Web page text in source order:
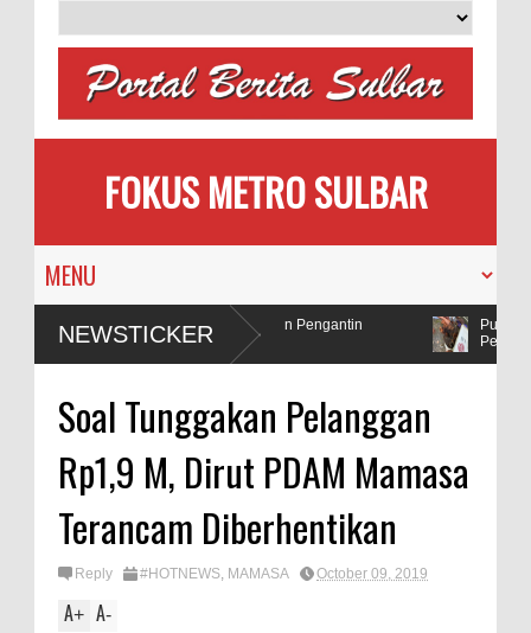
FOKUS METRO SULBAR
NEWSTICKERMAPIA Ajak Calon Pengantin
Tanam Pohon
Penadah
Soal Tunggakan Pelanggan
Rp1,9 M, Dirut PDAM Mamasa
Terancam Diberhentikan
Reply #HOTNEWS, MAMASA October 09, 2019
A+ A-